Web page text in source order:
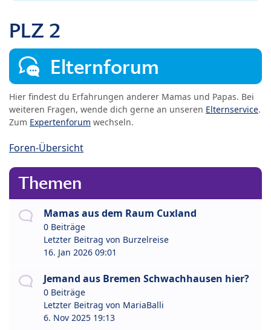
PLZ 2
Elternforum
Hier findest du Erfahrungen anderer Mamas und Papas. Bei
weiteren Fragen, wende dich gerne an unseren Elternservice.
Zum Expertenforum wechseln.
Foren-Übersicht
Themen
Mamas aus dem Raum Cuxland
0 Beiträge
Letzter Beitrag von Burzelreise
16. Jan 2026 09:01
Jemand aus Bremen Schwachhausen hier?
0 Beiträge
Letzter Beitrag von MariaBalli
6. Nov 2025 19:13